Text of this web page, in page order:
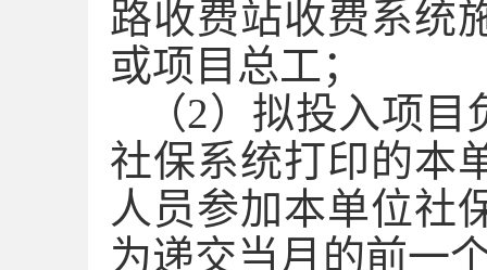
路收费站收费系统
或项目总工；
（2）拟投入项目
社保系统打印的本
人员参加本单位社
为递交当月的前一